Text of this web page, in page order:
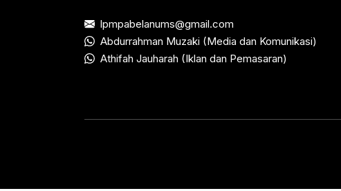
lpmpabelanums@gmail.com
Abdurrahman Muzaki (Media dan Komunikasi)
Athifah Jauharah (Iklan dan Pemasaran)